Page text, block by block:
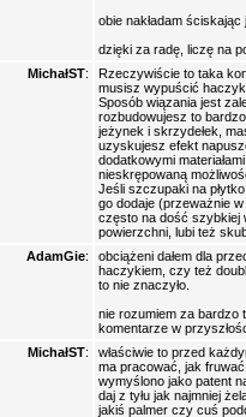
obie nakładam
dzięki za radę, liczę na
MichałST:
Rzeczywiście to taka
musisz wypuścić
Sposób wiązania jest
rozbudowujesz to
jeżynek i skrzydełek,
uzyskujesz efekt
dodatkowymi
nieskrępowaną
Jeśli szczupaki na
go dodaje (przeważnie
często na dość szybkiej
powierzchni, lubi też
AdamGie:
obciążeni dałem dla
haczykiem, czy też
to nie znaczyło.
nie rozumiem za bardzo
komentarze w
MichałST:
właściwie to przed
ma pracować, jak
wymyślono jako patent
daj z tyłu jak najmniej
jakiś palmer czy cuś